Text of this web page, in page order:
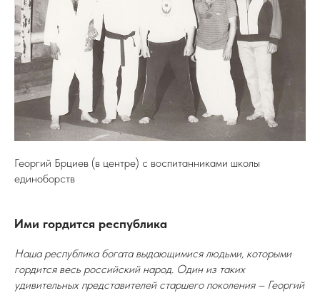
Георгий Брциев (в центре) с воспитанниками школы
единоборств
Ими гордится республика
Наша республика богата выдающимися людьми, которыми
гордится весь российский народ. Один из таких
удивительных представителей старшего поколения – Георгий